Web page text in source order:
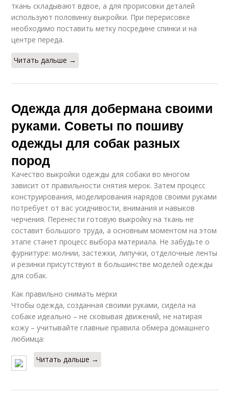
ткань складывают вдвое, а для прорисовки деталей
используют половинку выкройки. При перерисовке
необходимо поставить метку посредине спинки и на
центре переда.
Читать дальше →
Одежда для добермана своими
руками. Советы по пошиву
одежды для собак разных
пород
Качество выкройки одежды для собаки во многом
зависит от правильности снятия мерок. Затем процесс
конструирования, моделирования нарядов своими руками
потребует от вас усидчивости, внимания и навыков
черчения. Перенести готовую выкройку на ткань не
составит большого труда, а основным моментом на этом
этапе станет процесс выбора материала. Не забудьте о
фурнитуре: молнии, застежки, липучки, отделочные ленты
и резинки присутствуют в большинстве моделей одежды
для собак.
Как правильно снимать мерки
Чтобы одежда, созданная своими руками, сидела на
собаке идеально – не сковывая движений, не натирая
кожу – учитывайте главные правила обмера домашнего
любимца:
Читать дальше →